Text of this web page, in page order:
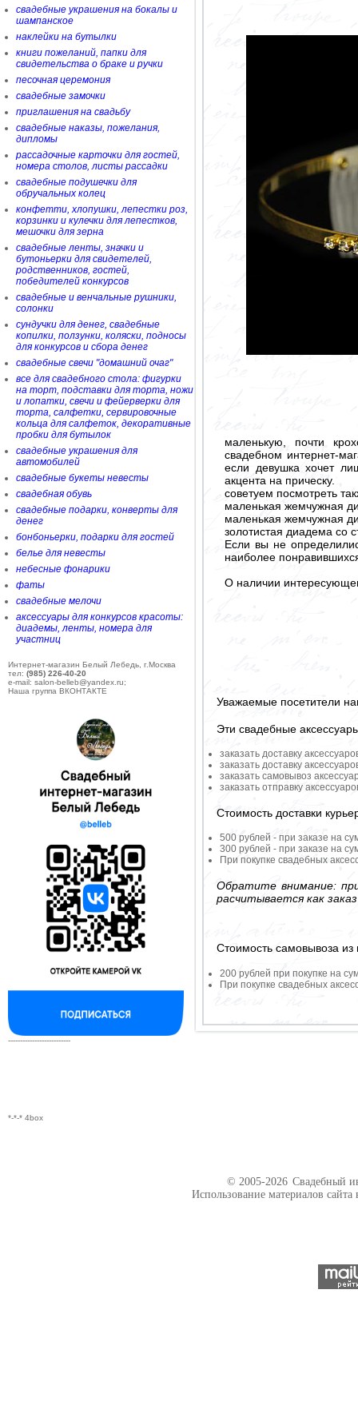
свадебные украшения на бокалы и
шампанское
наклейки на бутылки
книги пожеланий, папки для
свидетельства о браке и ручки
песочная церемония
свадебные замочки
приглашения на свадьбу
свадебные наказы, пожелания,
дипломы
рассадочные карточки для гостей,
номера столов, листы рассадки
свадебные подушечки для
обручальных колец
конфетти, хлопушки, лепестки роз,
корзинки и кулечки для лепестков,
мешочки для зерна
свадебные ленты, значки и
бутоньерки для свидетелей,
родственников, гостей,
победителей конкурсов
свадебные и венчальные рушники,
солонки
сундучки для денег, свадебные
копилки, ползунки, коляски, подносы
для конкурсов и сбора денег
свадебные свечи "домашний очаг"
все для свадебного стола: фигурки
на торт, подставки для торта, ножи
и лопатки, свечи и фейерверки для
торта, салфетки, сервировочные
кольца для салфеток, декоративные
пробки для бутылок
свадебные украшения для
автомобилей
свадебные букеты невесты
свадебная обувь
свадебные подарки, конверты для
денег
бонбоньерки, подарки для гостей
белье для невесты
небесные фонарики
фаты
свадебные мелочи
аксессуары для конкурсов красоты:
диадемы, ленты, номера для
участниц
Интернет-магазин Белый Лебедь, г.Москва
тел: (985) 226-40-20
e-mail: salon-belleb@yandex.ru;
Наша группа ВКОНТАКТЕ
--------------------------
*-*-* 4box
маленькую, почти
свадебном интернет-
если девушка хочет
акцента на прическу.
советуем посмотреть
маленькая жемчужная
маленькая жемчужная
золотистая диадема со
Если вы не
наиболее
О наличии
Уважаемые посетители
Эти свадебные
заказать доставку
заказать доставку
заказать самовывоз
заказать отправку
Стоимость доставки
500 рублей - при заказе на
300 рублей - при заказе на
При покупке свадебных
Обратите внимание:
расчитывается как
Стоимость самовывоза из
200 рублей при покупке на
При покупке свадебных
© 2005-2026 Свадебный
Использование материалов